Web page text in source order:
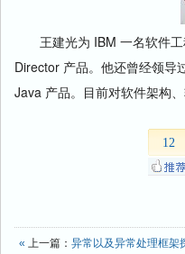
王建光为 IBM 一名软件工
Director 产品。他还曾经领导
Java 产品。目前对软件架构
12
« 上一篇： 异常以及异常处理框架